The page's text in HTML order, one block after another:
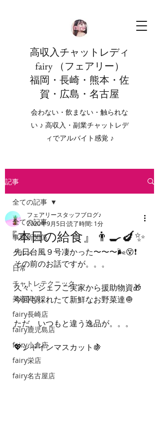
高収入チャットレディ
fairy （フェアリー）
福岡・長崎・熊本・佐
賀・広島・名古屋
会わない・飲まない・触られな
い ♪ 高収入・副業チャットレデ
ィでアルバイト感覚 ♪
記事
全ての記事
事務所関係
グルメ
日常
チャトレテクニック
美容関係
fairy長崎店
fairy鹿児島店
fairy小倉店
fairy栄店
fairy名古屋店
全ての記事
『本日の給食』👨‍🍳🍆✨
フェアリースタッフブログ♪
2020年9月5日 読了時間: 1分
先日台風９号凄かった〜〜〜🌬😵❗️
その前のお話ですが。。。
久々、シェフご実家から援助物資🎁
今回も採れたて新鮮なお野菜達🧅
ただ、いつもと違う逸品が。。。
💖シャインマスカット🍇